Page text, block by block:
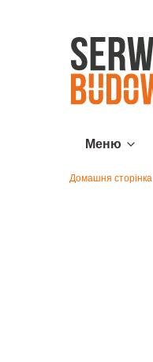
Меню
Домашня сторінка